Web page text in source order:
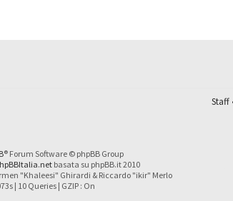
Staff
® Forum Software © phpBB Group
basata su phpBB.it 2010
"Khaleesi" Ghirardi & Riccardo "ikir" Merlo
| 10 Queries | GZIP : On